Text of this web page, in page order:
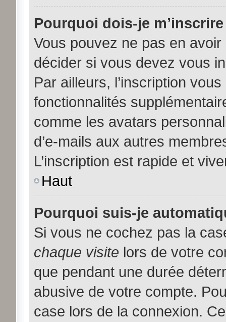
Pourquoi dois-je
Vous pouvez ne pas en
décider si vous devez vous
Par ailleurs, l’inscription
fonctionnalités
comme les avatars
d’e-mails aux autres
L’inscription est rapide et
Haut
Pourquoi suis-je
Si vous ne cochez pas la
chaque visite lors de votre
que pendant une durée
abusive de votre compte.
case lors de la connexion.